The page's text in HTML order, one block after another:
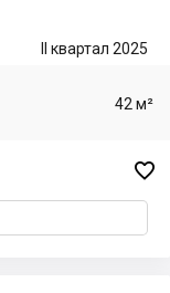
II квартал 2025
42 м²
